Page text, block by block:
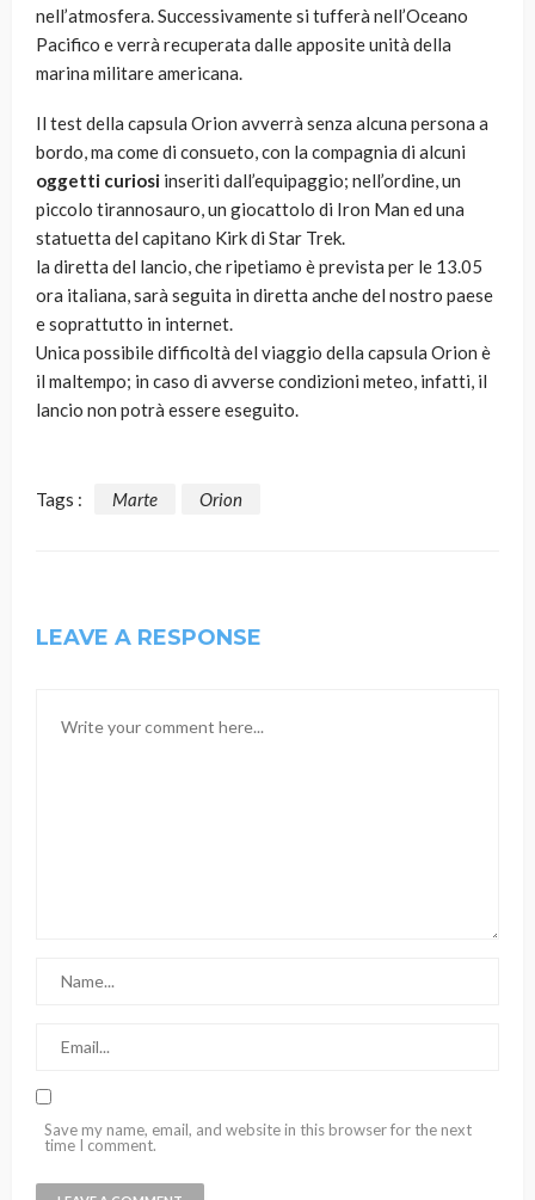
nell’atmosfera. Successivamente si tufferà nell’Oceano
Pacifico e verrà recuperata dalle apposite unità della
marina militare americana.
Il test della capsula Orion avverrà senza alcuna persona a
bordo, ma come di consueto, con la compagnia di alcuni
oggetti curiosi inseriti dall’equipaggio; nell’ordine, un
piccolo tirannosauro, un giocattolo di Iron Man ed una
statuetta del capitano Kirk di Star Trek.
la diretta del lancio, che ripetiamo è prevista per le 13.05
ora italiana, sarà seguita in diretta anche del nostro paese
e soprattutto in internet.
Unica possibile difficoltà del viaggio della capsula Orion è
il maltempo; in caso di avverse condizioni meteo, infatti, il
lancio non potrà essere eseguito.
Tags : Marte Orion
LEAVE A RESPONSE
Save my name, email, and website in this browser for the next
time I comment.